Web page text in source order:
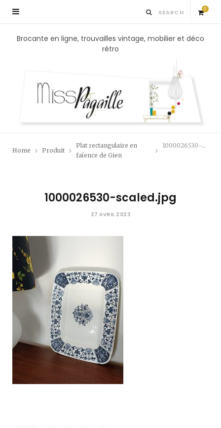
0
S
p
Brocante en ligne, trouvailles vintage, mobilier et déco
rétro
Home Produit
Plat rectangulaire en
faïence de Gien
1000026530-scaled.jpg
1000026530-scaled.jpg
27 AVRIL 2023